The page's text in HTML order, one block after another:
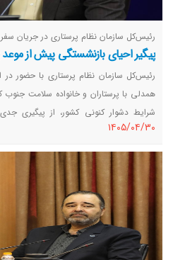
رئیس‌کل سازمان نظام پرستاری در جریان سفر
پیگیر احیای بازنشستگی پیش از
رئیس‌کل سازمان نظام پرستاری با حضور در
همدلی با پرستاران و خانواده سلامت جنوب
شرایط دشوار کنونی کشور، از پیگیری
بازنشستگی پیش از موعد پرستاران و بهبود
مسلح، خبر داد.
١٤٠٥/٠٤/٣٠